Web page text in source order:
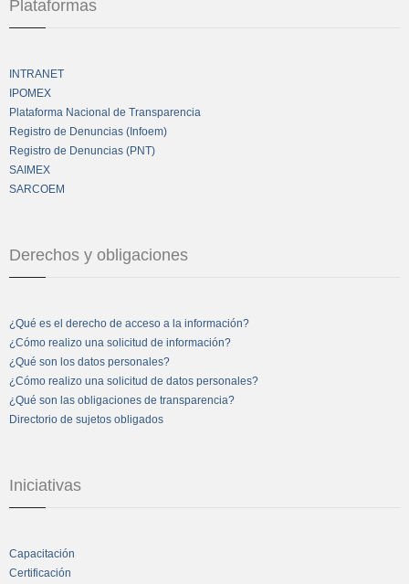
Plataformas
INTRANET
IPOMEX
Plataforma Nacional de Transparencia
Registro de Denuncias (Infoem)
Registro de Denuncias (PNT)
SAIMEX
SARCOEM
Derechos y obligaciones
¿Qué es el derecho de acceso a la información?
¿Cómo realizo una solicitud de información?
¿Qué son los datos personales?
¿Cómo realizo una solicitud de datos personales?
¿Qué son las obligaciones de transparencia?
Directorio de sujetos obligados
Iniciativas
Capacitación
Certificación